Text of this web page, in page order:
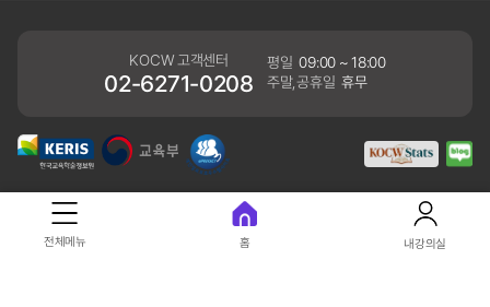
KOCW 고객센터
02-6271-0208
평일 09:00 ~ 18:00
주말,공휴일 휴무
개인정보처리방침
41061 대구광역시 동구 동내로 64 (동내동 1119) 우)41061
전체메뉴 홈 내강의실